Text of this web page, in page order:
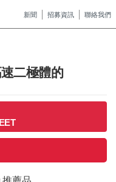
新聞 招募資訊 聯絡我們
二極體的